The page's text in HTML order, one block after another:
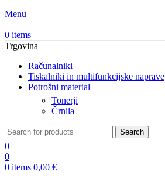
Menu
0 items
Trgovina
Računalniki
Tiskalniki in multifunkcijske naprave
Potrošni material
Tonerji
Črnila
Search
0
0
0 items 0,00 €